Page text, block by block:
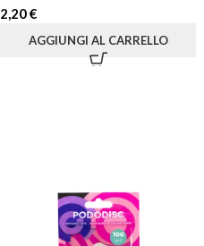
2,20€
AGGIUNGI AL CARRELLO